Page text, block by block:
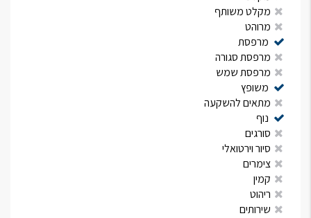
מקלט משותף
מרוהט
מרפסת
מרפסת סגורה
מרפסת שמש
משופץ
מתאים להשקעה
נוף
סורגים
סיור וירטואלי
צימרים
קמין
ריהוט
שירותים